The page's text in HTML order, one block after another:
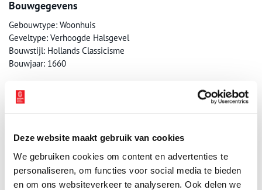
Deze website maakt gebruik van cookies
We gebruiken cookies om content en advertenties te
personaliseren, om functies voor social media te bieden
en om ons websiteverkeer te analyseren. Ook delen we
Bouwgegevens
Gebouwtype: Woonhuis
Geveltype: Verhoogde Halsgevel
Bouwstijl: Hollands Classicisme
Bouwjaar: 1660
Publicatiedatum: 14/03/2014
Ontvang de nieuwsbrief